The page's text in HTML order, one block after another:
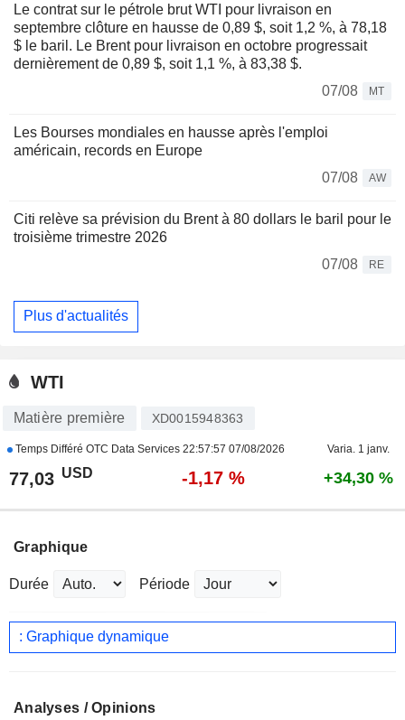
Le contrat sur le pétrole brut WTI pour livraison en
septembre clôture en hausse de 0,89 $, soit 1,2 %, à 78,18
$ le baril. Le Brent pour livraison en octobre progressait
dernièrement de 0,89 $, soit 1,1 %, à 83,38 $.
07/08
MT
Les Bourses mondiales en hausse après l'emploi
américain, records en Europe
07/08
AW
Citi relève sa prévision du Brent à 80 dollars le baril pour le
troisième trimestre 2026
07/08
RE
Plus d'actualités
WTI
Matière première XD0015948363
Temps Différé OTC Data Services 22:57:57 07/08/2026 Varia. 1 janv.
77,03 USD -1,17 % +34,30 %
Graphique
Durée Période
: Graphique dynamique
Analyses / Opinions